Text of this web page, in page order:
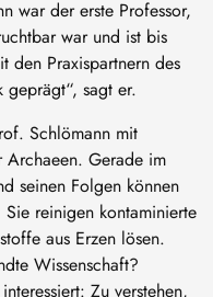
war der erste Professor,
war und ist bis
den Praxispartnern des
geprägt“, sagt er.
Schlömann mit
Archaeen. Gerade im
seinen Folgen können
reinigen kontaminierte
aus Erzen lösen.
Wissenschaft?
Zu verstehen,